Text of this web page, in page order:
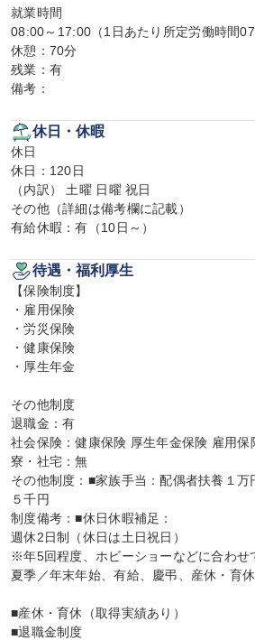
就業時間
08:00～17:00（1日あたり所定労働時間07
休憩：70分
残業：有
備考：
休日・休暇
休日
休日：120日
（内訳） 土曜 日曜 祝日
その他（詳細は備考欄に記載）
有給休暇：有（10日～）
待遇・福利厚生
【保険制度】
・雇用保険
・労災保険
・健康保険
・厚生年金
その他制度
退職金：有
社会保険：健康保険 厚生年金保険 雇用保
寮・社宅：無
その他制度：■家族手当：配偶者扶養１万
５千円
制度備考：■休日休暇補足：
週休2日制（休日は土日祝日）
※年5回程度、ホビーショーなどに合わせ
夏季／年末年始、有給、慶弔、産休・育休
■産休・育休（取得実績あり）
■退職金制度